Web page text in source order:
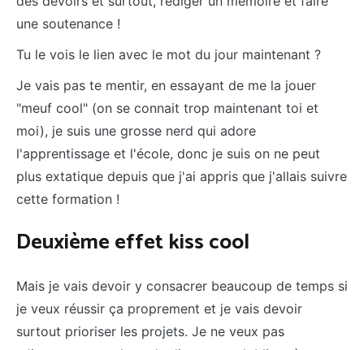
une soutenance !
Tu le vois le lien avec le mot du jour maintenant ?
Je vais pas te mentir, en essayant de me la jouer
"meuf cool" (on se connait trop maintenant toi et
moi), je suis une grosse nerd qui adore
l'apprentissage et l'école, donc je suis on ne peut
plus extatique depuis que j'ai appris que j'allais suivre
cette formation !
Deuxième effet kiss cool
Mais je vais devoir y consacrer beaucoup de temps si
je veux réussir ça proprement et je vais devoir
surtout prioriser les projets. Je ne veux pas